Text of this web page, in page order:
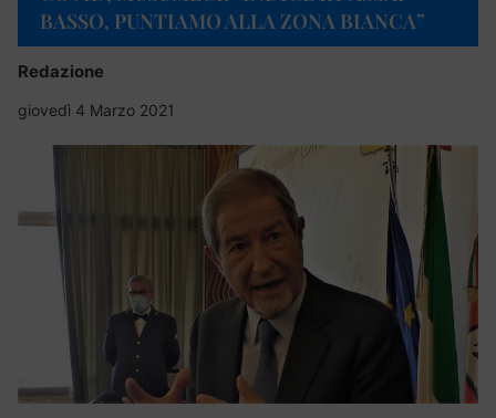
BASSO, PUNTIAMO ALLA ZONA BIANCA”
Redazione
giovedì 4 Marzo 2021